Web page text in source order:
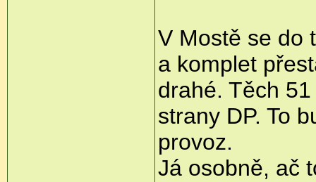
V Mostě se do
a komplet
drahé. Těch
strany DP. To
provoz.
Já osobně, ač